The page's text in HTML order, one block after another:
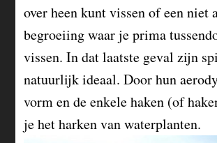
over heen kunt vissen of een niet
begroeiing waar je prima
vissen. In dat laatste geval zijn
natuurlijk ideaal. Door hun
vorm en de enkele haken (of
je het harken van waterplanten.